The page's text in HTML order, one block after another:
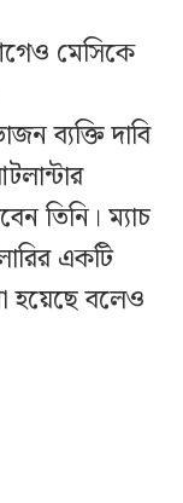
মেসিকে
ব্যক্তি দাবি
তিনি। ম্যাচ
একটি
হয়েছে বলেও